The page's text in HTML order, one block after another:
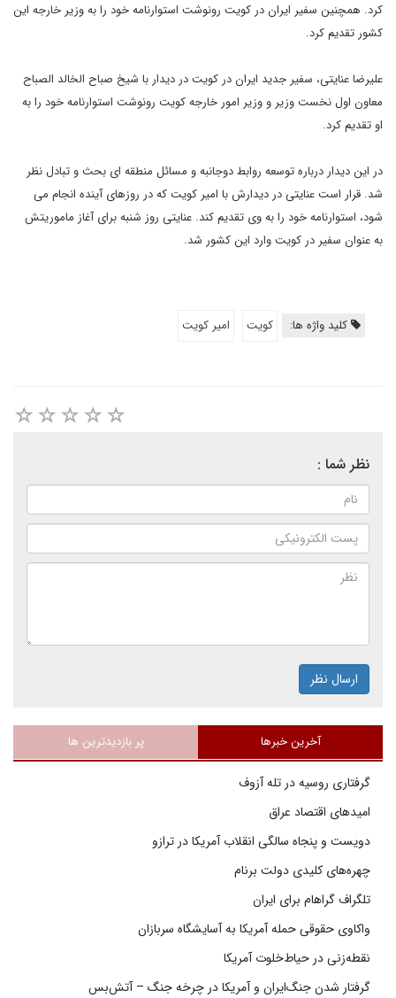
کرد. همچنین سفیر ایران در کویت رونوشت استوارنامه خود را به وزیر خارجه این
کشور تقدیم کرد.
علیرضا عنایتی، سفیر جدید ایران در کویت در دیدار با شیخ صباح الخالد الصباح
معاون اول نخست وزیر و وزیر امور خارجه کویت رونوشت استوارنامه خود را به
او تقدیم کرد.
در این دیدار درباره توسعه روابط دوجانبه و مسائل منطقه ای بحث و تبادل نظر
شد. قرار است عنایتی در دیدارش با امیر کویت که در روزهای آینده انجام می
شود، استوارنامه خود را به وی تقدیم کند. عنایتی روز شنبه برای آغاز ماموریتش
به عنوان سفیر در کویت وارد این کشور شد.
کلید واژه ها: کویت امیر کویت
نظر شما :
ارسال نظر
آخرین خبرها پر بازدیدترین ها
گرفتاری روسیه در تله آزوف
امیدهای اقتصاد عراق
دویست و پنجاه سالگی انقلاب آمریکا در ترازو
چهره‌های کلیدی دولت برنام
تلگراف گراهام برای ایران
واکاوی حقوقی حمله آمریکا به آسایشگاه سربازان
نقطه‌زنی در حیاط‌خلوت آمریکا
گرفتار شدن جنگ‌ایران و آمریکا در چرخه جنگ – آتش‌بس